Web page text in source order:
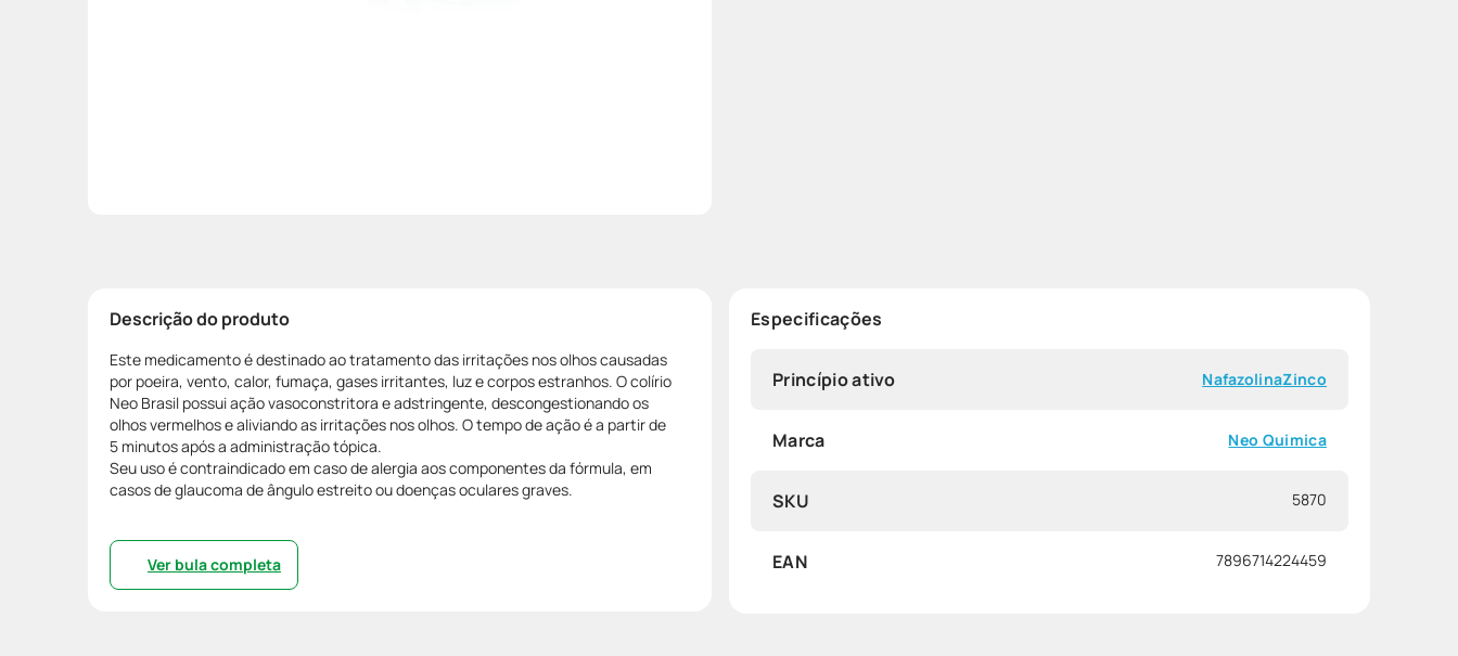
Descrição do produto
Este medicamento é destinado ao tratamento das irritações nos olhos causadas
por poeira, vento, calor, fumaça, gases irritantes, luz e corpos estranhos. O colírio
Neo Brasil possui ação vasoconstritora e adstringente, descongestionando os
olhos vermelhos e aliviando as irritações nos olhos. O tempo de ação é a partir de
5 minutos após a administração tópica.
Seu uso é contraindicado em caso de alergia aos componentes da fórmula, em
casos de glaucoma de ângulo estreito ou doenças oculares graves.
Ver bula completa
Especificações
Princípio ativo NafazolinaZinco
Marca Neo Quimica
SKU 5870
EAN 7896714224459